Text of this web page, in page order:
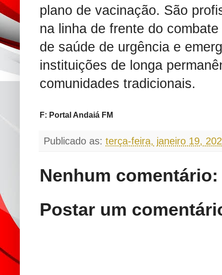
plano de vacinação. São
na linha de frente do
de saúde de urgência e
instituições de longa
comunidades tradicionais.
F: Portal Andaiá FM
Publicado as: terça-feira, janeiro 19,
Nenhum comentário:
Postar um